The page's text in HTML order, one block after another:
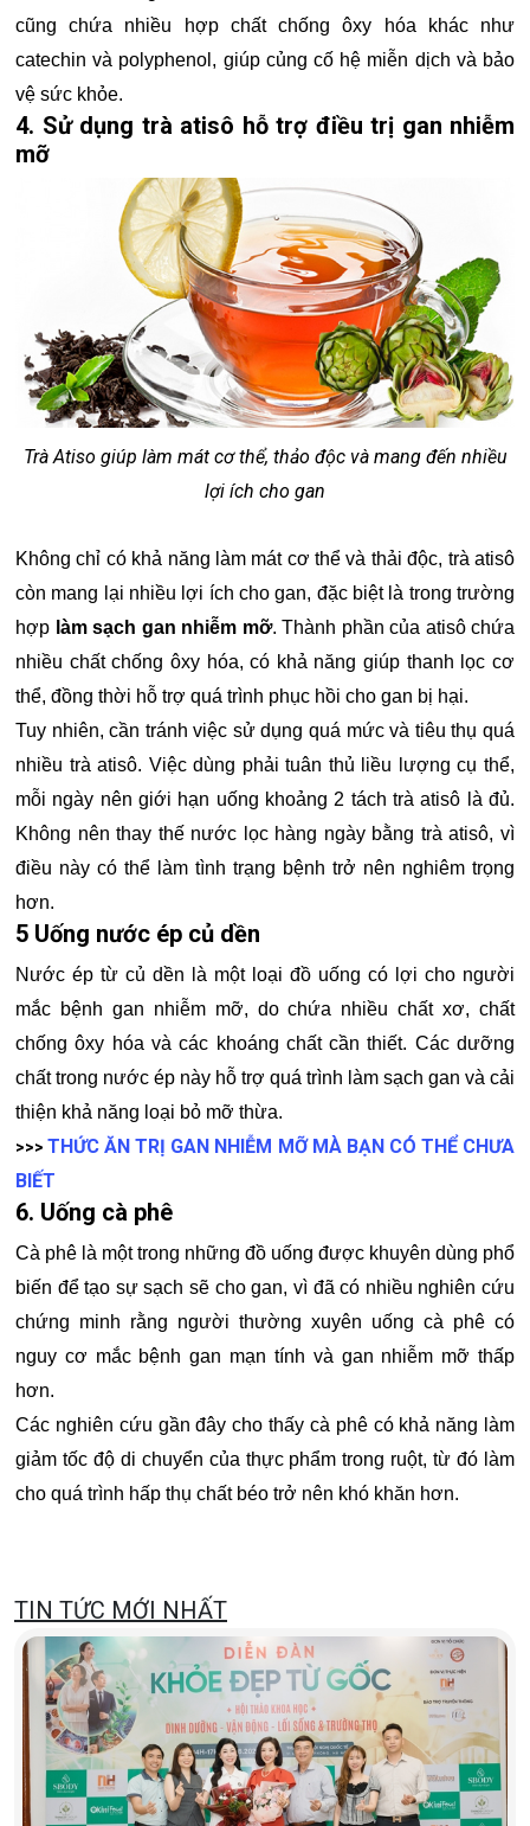
cũng chứa nhiều hợp chất chống ôxy hóa khác như
catechin và polyphenol, giúp củng cố hệ miễn dịch và bảo
vệ sức khỏe.
4. Sử dụng trà atisô hỗ trợ điều trị gan nhiễm
mỡ
Trà Atiso giúp làm mát cơ thể, thảo độc và mang đến nhiều
lợi ích cho gan
Không chỉ có khả năng làm mát cơ thể và thải độc, trà atisô
còn mang lại nhiều lợi ích cho gan, đặc biệt là trong trường
hợp làm sạch gan nhiễm mỡ. Thành phần của atisô chứa
nhiều chất chống ôxy hóa, có khả năng giúp thanh lọc cơ
thể, đồng thời hỗ trợ quá trình phục hồi cho gan bị hại.
Tuy nhiên, cần tránh việc sử dụng quá mức và tiêu thụ quá
nhiều trà atisô. Việc dùng phải tuân thủ liều lượng cụ thể,
mỗi ngày nên giới hạn uống khoảng 2 tách trà atisô là đủ.
Không nên thay thế nước lọc hàng ngày bằng trà atisô, vì
điều này có thể làm tình trạng bệnh trở nên nghiêm trọng
hơn.
5 Uống nước ép củ dền
Nước ép từ củ dền là một loại đồ uống có lợi cho người
mắc bệnh gan nhiễm mỡ, do chứa nhiều chất xơ, chất
chống ôxy hóa và các khoáng chất cần thiết. Các dưỡng
chất trong nước ép này hỗ trợ quá trình làm sạch gan và cải
thiện khả năng loại bỏ mỡ thừa.
>>>THỨC ĂN TRỊ GAN NHIỄM MỠ MÀ BẠN CÓ THỂ CHƯA
BIẾT
6. Uống cà phê
Cà phê là một trong những đồ uống được khuyên dùng phổ
biến để tạo sự sạch sẽ cho gan, vì đã có nhiều nghiên cứu
chứng minh rằng người thường xuyên uống cà phê có
nguy cơ mắc bệnh gan mạn tính và gan nhiễm mỡ thấp
hơn.
Các nghiên cứu gần đây cho thấy cà phê có khả năng làm
giảm tốc độ di chuyển của thực phẩm trong ruột, từ đó làm
cho quá trình hấp thụ chất béo trở nên khó khăn hơn.
TIN TỨC MỚI NHẤT